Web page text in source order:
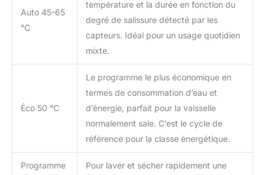
Auto 45-65
°C
température et la durée en fonction du
degré de salissure détecté par les
capteurs. Idéal pour un usage quotidien
mixte.
Éco 50 °C
Le programme le plus économique en
termes de consommation d’eau et
d’énergie, parfait pour la vaisselle
normalement sale. C’est le cycle de
référence pour la classe énergétique.
Programme
Pour laver et sécher rapidement une